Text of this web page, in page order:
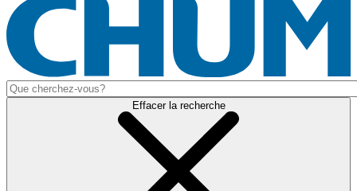
Effacer la recherche